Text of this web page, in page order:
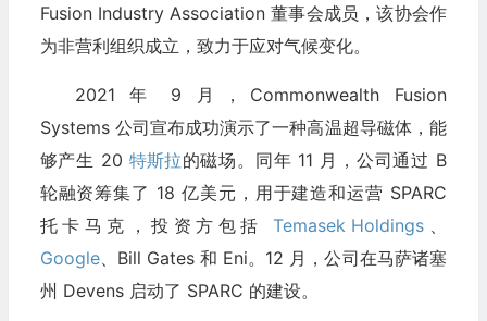
Fusion Industry Association 董事会成员，该协会作
为非营利组织成立，致力于应对气候变化。
2021 年 9 月，Commonwealth Fusion
Systems 公司宣布成功演示了一种高温超导磁体，能
够产生 20 特斯拉的磁场。同年 11 月，公司通过 B
轮融资筹集了 18 亿美元，用于建造和运营 SPARC
托卡马克，投资方包括Temasek Holdings
Google、Bill Gates 和 Eni。12 月，公司在马萨诸塞
州 Devens 启动了 SPARC 的建设。